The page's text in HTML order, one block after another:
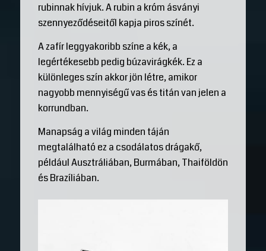
rubinnak hívjuk. A rubin a króm ásványi
szennyeződéseitől kapja piros színét.
A zafír leggyakoribb színe a kék, a
legértékesebb pedig búzavirágkék. Ez a
különleges szín akkor jön létre, amikor
nagyobb mennyiségű vas és titán van jelen a
korrundban.
Manapság a világ minden táján
megtalálható ez a csodálatos drágakő,
például Ausztráliában, Burmában, Thaiföldön
és Brazíliában.